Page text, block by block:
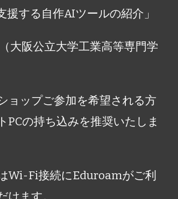
援する自作AIツールの紹介」
大阪公立大学工業高等専門学
ョップご参加を希望される方
PCの持ち込みを推奨いたしま
Wi-Fi接続にEduroamがご利